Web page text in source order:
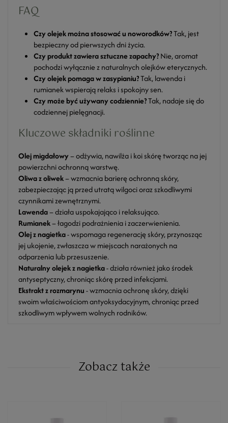
FAQ
Czy olejek można stosować u noworodków?Tak, jest
bezpieczny od pierwszych dni życia.
Czy produkt zawiera sztuczne zapachy?Nie, aromat
pochodzi wyłącznie z naturalnych olejków eterycznych.
Czy olejek pomaga w zasypianiu?Tak, lawenda i
rumianek wspierają relaks i spokojny sen.
Czy może być używany codziennie?Tak, nadaje się do
codziennej pielęgnacji.
Kluczowe składniki roślinne
Olej migdałowy– odżywia, nawilża i koi skórę tworząc na jej
powierzchni ochronną warstwę.
Oliwa z oliwek– wzmacnia barierę ochronną skóry,
zabezpieczając ją przed utratą wilgoci oraz szkodliwymi
czynnikami zewnętrznymi.
Lawenda– działa uspokajająco i relaksująco.
Rumianek– łagodzi podrażnienia i zaczerwienienia.
Olej z nagietka- wspomaga regenerację skóry, przynosząc
jej ukojenie, zwłaszcza w miejscach narażonych na
odparzenia lub przesuszenie.
Naturalny olejek z nagietka- działa również jako środek
antyseptyczny, chroniąc skórę przed infekcjami.
Ekstrakt z rozmarynu- wzmacnia ochronę skóry, dzięki
swoim właściwościom antyoksydacyjnym, chroniąc przed
szkodliwym wpływem wolnych rodników.
Zobacz także